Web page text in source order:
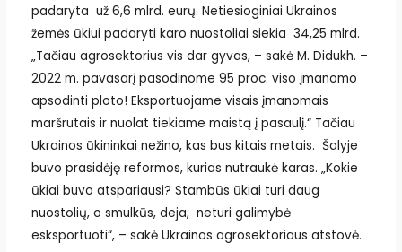
padaryta už 6,6 mlrd. eurų. Netiesioginiai Ukrainos
žemės ūkiui padaryti karo nuostoliai siekia 34,25 mlrd.
„Tačiau agrosektorius vis dar gyvas, – sakė M. Didukh. –
2022 m. pavasarį pasodinome 95 proc. viso įmanomo
apsodinti ploto! Eksportuojame visais įmanomais
maršrutais ir nuolat tiekiame maistą į pasaulį.“ Tačiau
Ukrainos ūkininkai nežino, kas bus kitais metais. Šalyje
buvo prasidėję reformos, kurias nutraukė karas. „Kokie
ūkiai buvo atspariausi? Stambūs ūkiai turi daug
nuostolių, o smulkūs, deja, neturi galimybė
esksportuoti“, – sakė Ukrainos agrosektoriaus atstovė.